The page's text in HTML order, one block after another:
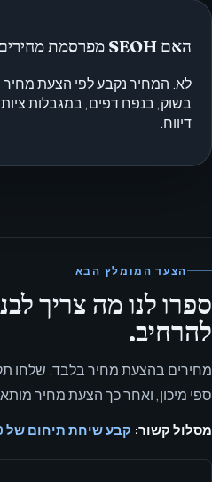
האם SEOH מפרסמת מחירים לעבודה זו?
לא. המחיר נקבע לפי הצעת מחיר
בשוק, בנפח דפים, במגבלות
דיווח.
הצעד המומלץ הבא
ספרו לנו מה צריך
להרחיב.
ספי מיכון, ואחר כך הצעת מחיר
מסלול קשור: קבע שיחת תיחום של 20 דקות